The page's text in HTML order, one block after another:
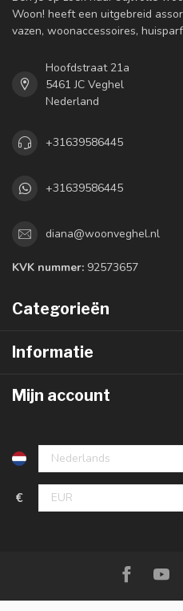
Woon! heeft een uitgebreid
vazen, woonaccessoires,
Hoofdstraat 21a
5461 JC Veghel
Nederland
+31639586445
+31639586445
diana@woonveghel.nl
KVK nummer: 92573657
Categorieën
Informatie
Mijn account
€